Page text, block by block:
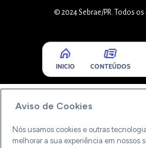
© 2024 Sebrae/PR. Todos
INICIO CONTEÚDOS
Aviso de Cookies
Nós usamos cookies e outras
melhorar a sua experiência em nossos